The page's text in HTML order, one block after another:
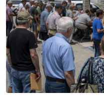
Wacana
raya
kosong
Pakar
Wacana
subsidi
faham